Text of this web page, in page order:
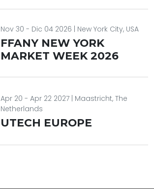
Nov 30 - Dic 04 2026 | New York City, USA
FFANY NEW YORK
MARKET WEEK 2026
Apr 20 - Apr 22 2027 | Maastricht, The
Netherlands
UTECH EUROPE